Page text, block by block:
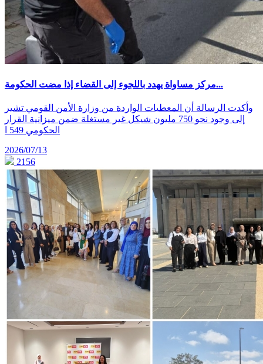
مركز مساواة يهدد باللجوء إلى القضاء إذا مضت الحكومة...
وأكدت الرسالة أن المعطيات الواردة من وزارة الأمن القومي تشير
إلى وجود نحو 750 مليون شيكل غير مستغلة ضمن ميزانية القرار
الحكومي 549 ا
2026/07/13
2156